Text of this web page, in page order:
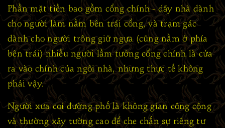
Phần mặt tiền bao gồm cổng chính - dãy nhà dành
cho người làm nằm bên trái cổng, và trạm gác
dành cho người trông giữ ngựa (cũng nằm ở phía
bên trái) nhiều người lầm tưởng cổng chính là cửa
ra vào chính của ngôi nhà, nhưng thực tế không
phải vậy.
Người xưa coi đường phố là không gian công cộng
và thường xây tường cao để che chắn sự riêng tư